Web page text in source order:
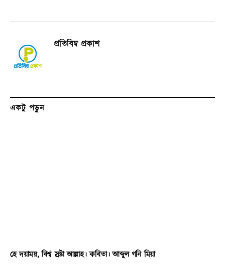
প্রতিবিম্ব প্রকাশ
একটু পড়ুন
হে দয়াময়, বিশ্ব স্রষ্টা আল্লাহ। কবিতা। আব্দুল গনি মিয়া